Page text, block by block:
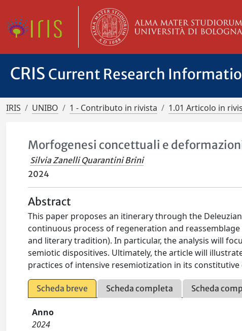
CRIS Current Research
IRIS UNIBO 1 - Contributo in rivista 1.01 Articolo in
Morfogenesi concettuali e
Silvia Zanelli Quarantini Brini
2024
Abstract
This paper proposes an itinerary through the
continuous process of regeneration and
and literary tradition). In particular, the analysis will
semiotic dispositives. Ultimately, the article will
practices of intensive resemiotization in its
Scheda breve Scheda completa Scheda
Anno
2024